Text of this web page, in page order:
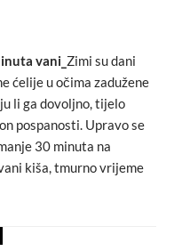
vani_ Zimi su dani
ćelije u očima zadužene
li ga dovoljno, tijelo
pospanosti. Upravo se
30 minuta na
kiša, tmurno vrijeme